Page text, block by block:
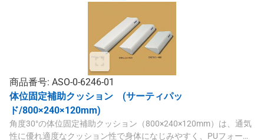
商品番号: ASO-0-6246-01
体位固定補助クッション (サーティパッ
ド/800×240×120mm)
角度30°の体位固定補助クッション（800×240×120mm）は、通気
性に優れ適度なクッション性で身体になじみやすく、PUフォーム